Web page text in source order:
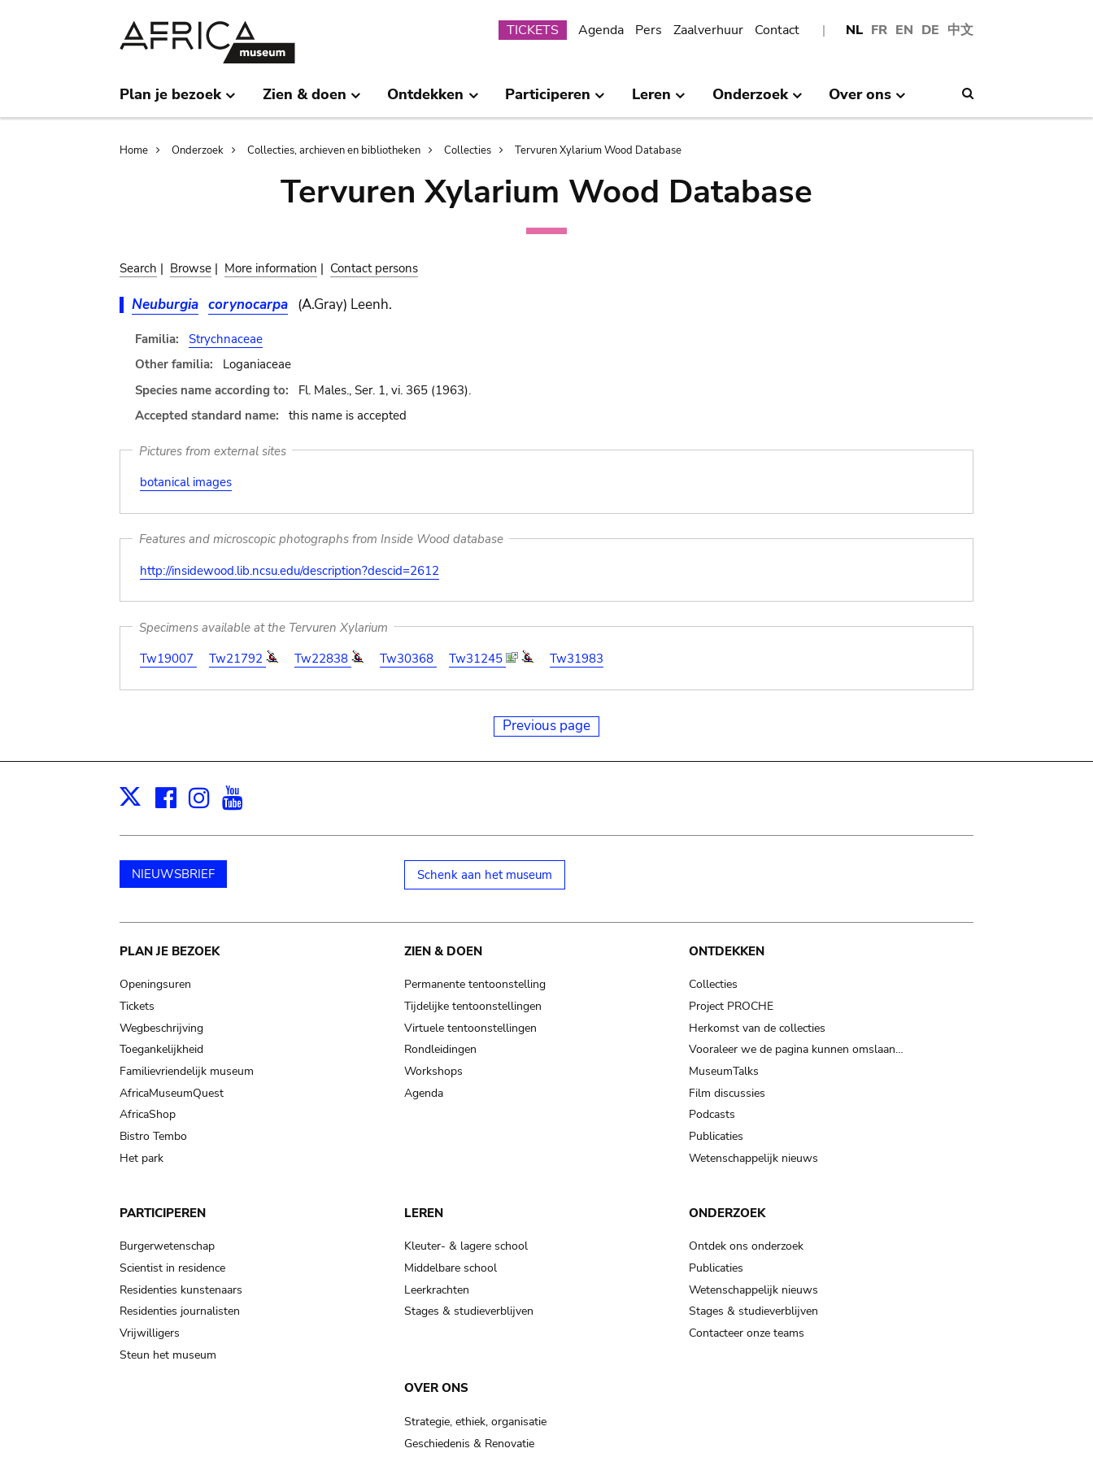
NL FR EN DE 中文
Submenu
TICKETS Agenda Pers Zaalverhuur Contact
Plan je bezoek Zien & doen Ontdekken Participeren Leren Onderzoek Over ons
Breadcrumb
Home Onderzoek Collecties, archieven en bibliotheken Collecties Tervuren Xylarium Wood Database
Tervuren Xylarium Wood Database
Search | Browse | More information | Contact persons
Neuburgia corynocarpa (A.Gray) Leenh.
Familia:
Strychnaceae
Other familia:
Loganiaceae
Species name according to:
Fl. Males., Ser. 1, vi. 365 (1963).
Accepted standard name:
this name is accepted
Pictures from external sites
botanical images
Features and microscopic photographs from Inside Wood database
http://insidewood.lib.ncsu.edu/description?descid=2612
Specimens available at the Tervuren Xylarium
Tw19007
Tw21792 Tw22838 Tw30368 Tw31245 Tw31983
Previous page
X Facebook
Instagram
NIEUWSBRIEF Schenk aan het museum
Main
navigation
PLAN JE BEZOEK
Openingsuren
Tickets
Wegbeschrijving
Toegankelijkheid
Familievriendelijk museum
AfricaMuseumQuest
AfricaShop
Bistro Tembo
Het park
ZIEN & DOEN
Permanente tentoonstelling
Tijdelijke tentoonstellingen
Virtuele tentoonstellingen
Rondleidingen
Workshops
Agenda
ONTDEKKEN
Collecties
Project PROCHE
Herkomst van de collecties
Vooraleer we de pagina kunnen omslaan…
MuseumTalks
Film discussies
Podcasts
Publicaties
Wetenschappelijk nieuws
PARTICIPEREN
Burgerwetenschap
Scientist in residence
Residenties kunstenaars
Residenties journalisten
Vrijwilligers
Steun het museum
LEREN
Kleuter- & lagere school
Middelbare school
Leerkrachten
Stages & studieverblijven
ONDERZOEK
Ontdek ons onderzoek
Publicaties
Wetenschappelijk nieuws
Stages & studieverblijven
Contacteer onze teams
OVER ONS
Strategie, ethiek, organisatie
Geschiedenis & Renovatie